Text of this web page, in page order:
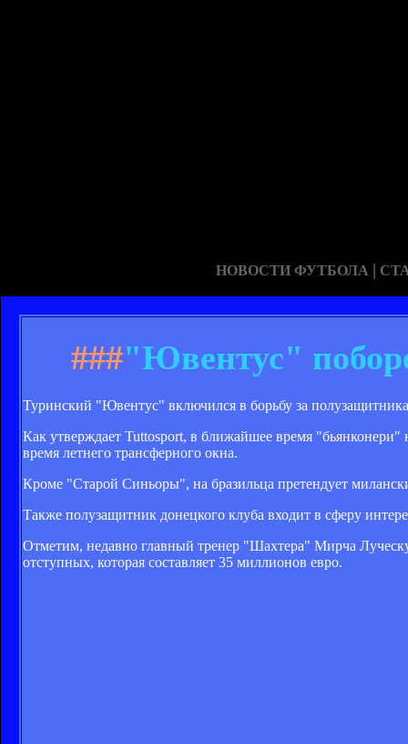
НОВОСТИ ФУТБОЛА |
###"Ювентус"
Туринский "Ювентус" включился в борьбу за
Как утверждает Tuttosport, в ближайшее время
время летнего трансферного окна.
Кроме "Старой Синьоры", на бразильца претендует
Также полузащитник донецкого клуба входит в сферу
Отметим, недавно главный тренер "Шахтера" Мирча
отступных, которая составляет 35 миллионов евро.